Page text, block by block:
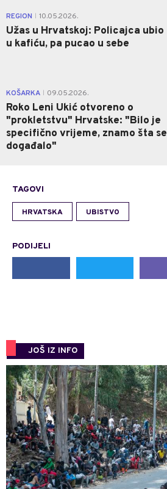
REGION 10.05.2026.
Užas u Hrvatskoj: Policajca ubio
u kafiću, pa pucao u sebe
KOŠARKA 09.05.2026.
Roko Leni Ukić otvoreno o
"prokletstvu" Hrvatske: "Bilo je
specifično vrijeme, znamo šta se
događalo"
TAGOVI
HRVATSKA UBISTVO
PODIJELI
JOŠ IZ INFO